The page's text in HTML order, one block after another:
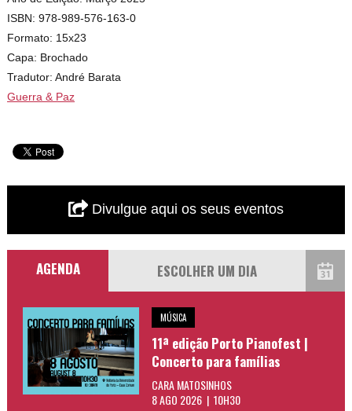
ISBN: 978-989-576-163-0
Formato: 15x23
Capa: Brochado
Tradutor: André Barata
Guerra & Paz
Divulgue aqui os seus eventos
AGENDA
MÚSICA
11ª edição Porto Pianofest |
Concerto para famílias
CARA MATOSINHOS
8 AGO 2026 | 10H30